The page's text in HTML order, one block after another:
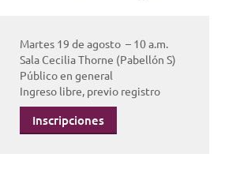
Martes 19 de agosto – 10 a.m.
Sala Cecilia Thorne (Pabellón S)
Público en general
Ingreso libre, previo registro
Inscripciones